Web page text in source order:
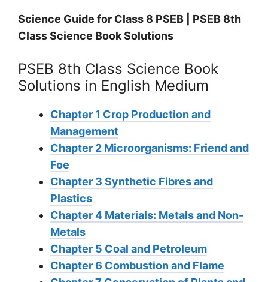
Science Guide for Class 8 PSEB | PSEB 8th
Class Science Book Solutions
PSEB 8th Class Science Book
Solutions in English Medium
Chapter 1 Crop Production and
Management
Chapter 2 Microorganisms: Friend and
Foe
Chapter 3 Synthetic Fibres and
Plastics
Chapter 4 Materials: Metals and Non-
Metals
Chapter 5 Coal and Petroleum
Chapter 6 Combustion and Flame